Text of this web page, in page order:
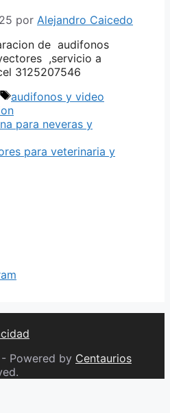
por Alejandro Caicedo
de audifonos
,servicio a
3125207546
Etiquetas
audifonos y video
para neveras y
para veterinaria y
Powered by Centaurios